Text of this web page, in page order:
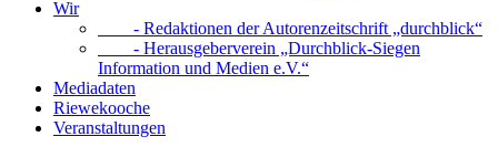
Wir
- Redaktionen der Autorenzeitschrift „durchblick“
- Herausgeberverein „Durchblick-Siegen
Information und Medien e.V.“
Mediadaten
Riewekooche
Veranstaltungen